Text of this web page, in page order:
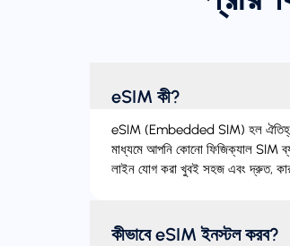
eSIM কী?
eSIM (Embedded SIM) হল
মাধ্যমে আপনি কোনো ফিজিক্যাল SIM
লাইন যোগ করা খুবই সহজ এবং দ্রুত,
কীভাবে eSIM ইনস্টল করব?